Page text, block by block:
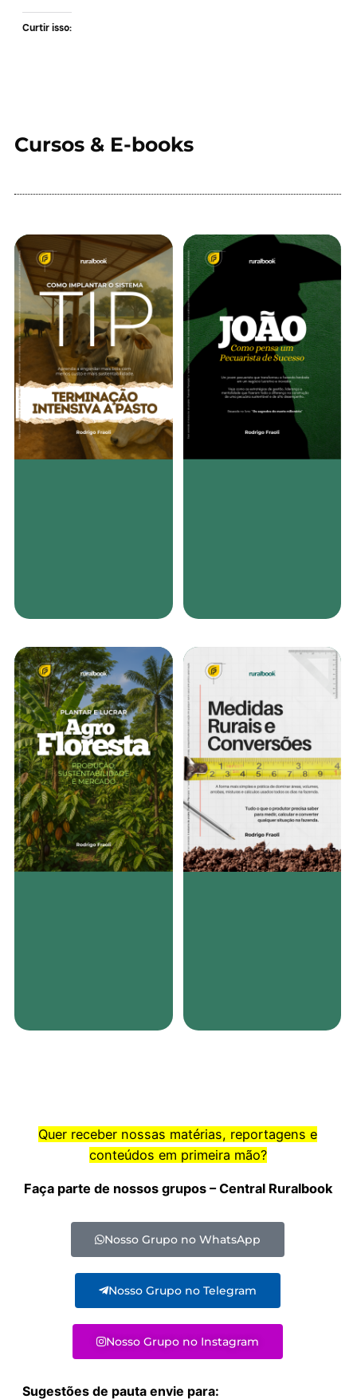
Curtir isso:
Cursos & E-books
Quer receber nossas matérias, reportagens e
conteúdos em primeira mão?
Faça parte de nossos grupos – Central Ruralbook
Nosso Grupo no WhatsApp
Nosso Grupo no Telegram
Nosso Grupo no Instagram
Sugestões de pauta envie para: